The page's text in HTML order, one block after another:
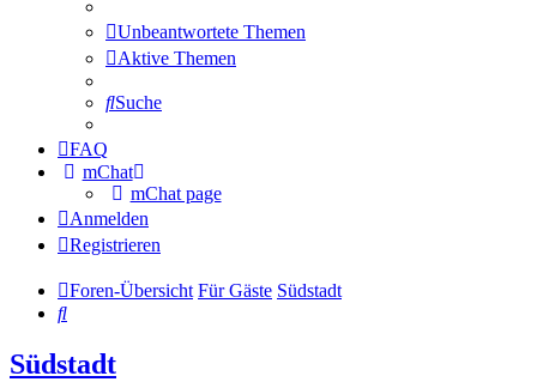
Unbeantwortete Themen
Aktive Themen
Suche
FAQ
mChat
mChat page
Anmelden
Registrieren
Foren-Übersicht Für Gäste Südstadt
Suche
Südstadt